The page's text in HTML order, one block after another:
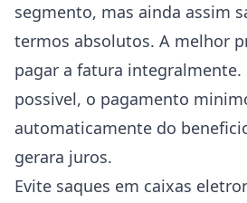
segmento, mas ainda assim
termos absolutos. A melhor
pagar a fatura integralmente.
possivel, o pagamento
automaticamente do
gerara juros.
Evite saques em caixas